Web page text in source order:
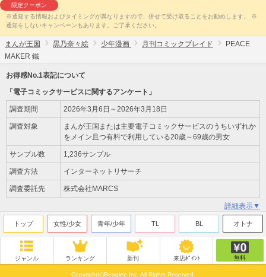
限定クーポン
※通知する情報およびタイミングが異なりますので、併せて受け取ることをお勧めします。 ※
通知をしないキャンペーンもあります。ご了承ください。
まんが王国 黒乃奈々絵 少年漫画 月刊コミックブレイド
PEACE
MAKER 鐵
お得感No.1表記について
「電子コミックサービスに関するアンケート」
調査期間 2026年3月6日～2026年3月18日
調査対象
まんが王国または主要電子コミックサービスのうちいずれか
をメイン且つ有料で利用している20歳～69歳の男女
サンプル数 1,236サンプル
調査方法 インターネットリサーチ
調査委託先 株式会社MARCS
詳細表示▼
トップ 女性/少女 青年/少年 TL BL オトナ
ジャンル ランキング 新刊 来店ﾎﾟｲﾝﾄ 無料
Copyright(c)Beaglee Inc. All Rights Reserved.